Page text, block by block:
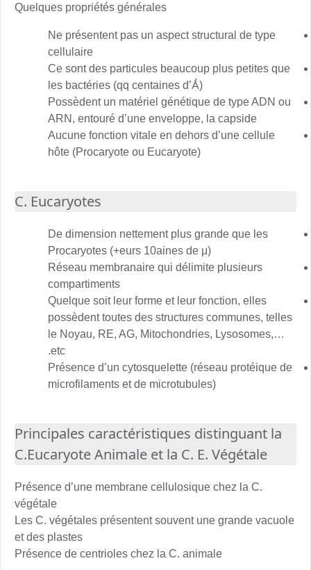
Quelques propriétés générales
Ne présentent pas un aspect structural de type
cellulaire
Ce sont des particules beaucoup plus petites que
les bactéries (qq centaines d’Ǻ)
Possèdent un matériel génétique de type ADN ou
ARN, entouré d’une enveloppe, la capside
Aucune fonction vitale en dehors d’une cellule
hôte (Procaryote ou Eucaryote)
C. Eucaryotes
De dimension nettement plus grande que les
Procaryotes (+eurs 10aines de μ)
Réseau membranaire qui délimite plusieurs
compartiments
Quelque soit leur forme et leur fonction, elles
possèdent toutes des structures communes, telles
le Noyau, RE, AG, Mitochondries, Lysosomes,…
etc.
Présence d’un cytosquelette (réseau protéique de
microfilaments et de microtubules)
Principales caractéristiques distinguant la
C.Eucaryote Animale et la C. E. Végétale
Présence d’une membrane cellulosique chez la C.
végétale
Les C. végétales présentent souvent une grande vacuole
et des plastes
Présence de centrioles chez la C. animale